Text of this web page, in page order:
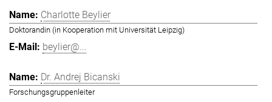
Charlotte Beylier
Doktorandin (in Kooperation mit Universität Leipzig)
beylier@...
Dr. Andrej Bicanski
Forschungsgruppenleiter